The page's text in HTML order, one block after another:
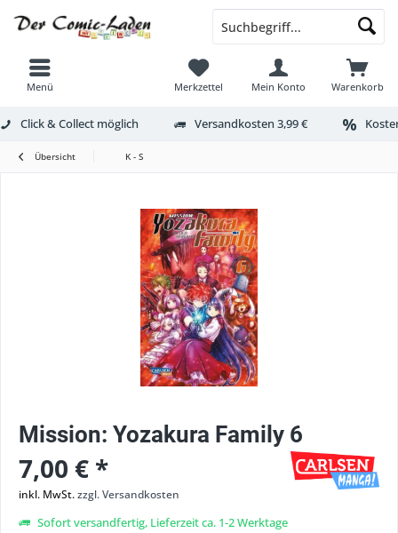
Menü Warenkorb
Merkzettel Mein Konto
Click & Collect möglich Versandkosten 3,99 €
Übersicht K - S
Mission: Yozakura Family 6
7,00 € *
inkl. MwSt.zzgl. Versandkosten
Sofort versandfertig, Lieferzeit ca. 1-2 Werktage